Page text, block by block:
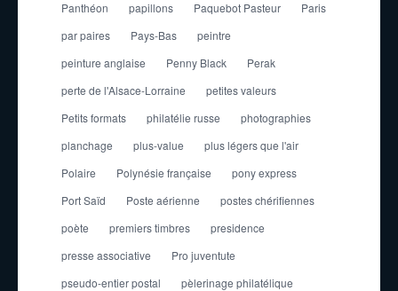
Panthéon papillons Paquebot Pasteur
Paris
par paires
Pays-Bas
peintre
peinture anglaise
Penny Black
Perak
perte de l'Alsace-Lorraine
petites valeurs
Petits formats
philatélie russe
photographies
planchage
plus-value
plus légers que l'air
Polaire
Polynésie française
pony express
Port Saïd
Poste aérienne
postes chérifiennes
poète
premiers timbres
presidence
presse associative
Pro juventute
pseudo-entier postal
pèlerinage philatélique